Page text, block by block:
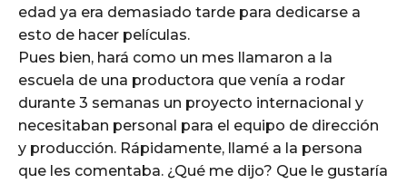
edad ya era demasiado tarde para dedicarse a
esto de hacer películas.
Pues bien, hará como un mes llamaron a la
escuela de una productora que venía a rodar
durante 3 semanas un proyecto internacional y
necesitaban personal para el equipo de dirección
y producción. Rápidamente, llamé a la persona
que les comentaba. ¿Qué me dijo? Que le gustaría